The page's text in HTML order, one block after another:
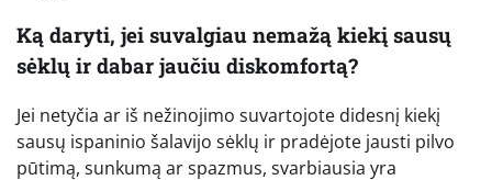
Ką daryti, jei suvalgiau nemažą kiekį sausų
sėklų ir dabar jaučiu diskomfortą?
Jei netyčia ar iš nežinojimo suvartojote didesnį kiekį
sausų ispaninio šalavijo sėklų ir pradėjote jausti pilvo
pūtimą, sunkumą ar spazmus, svarbiausia yra